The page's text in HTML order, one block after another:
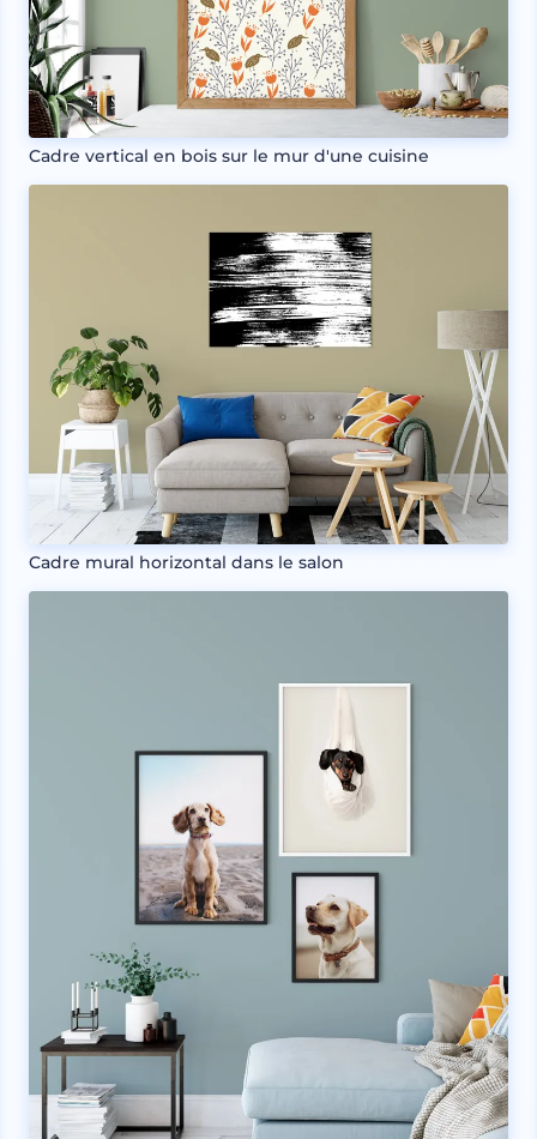
Cadre vertical en bois sur le mur d'une cuisine
Cadre mural horizontal dans le salon